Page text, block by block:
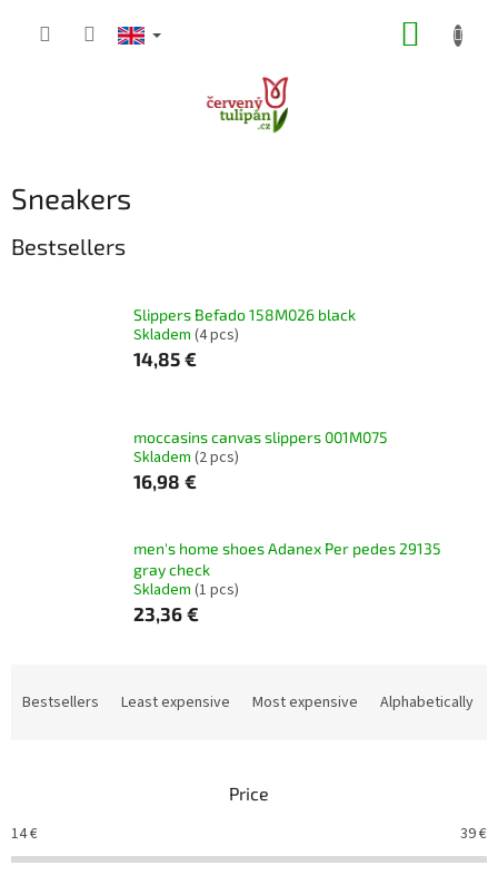
Sneakers
Bestsellers
Slippers Befado 158M026 black
Skladem (4 pcs)
14,85 €
moccasins canvas slippers 001M075
Skladem (2 pcs)
16,98 €
men's home shoes Adanex Per pedes 29135
gray check
Skladem (1 pcs)
23,36 €
t
s
o
Bestsellers Least expensive Most expensive Alphabetically
Price
14€ 39€